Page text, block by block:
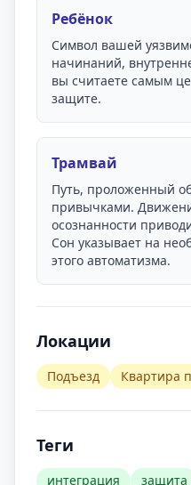
Ребёнок
Символ вашей
начинаний,
вы считаете самым
защите.
Трамвай
Путь, проложенный
привычками.
осознанности
Сон указывает на
этого автоматизма.
Локации
Подъезд Квартира
Теги
интеграция защита